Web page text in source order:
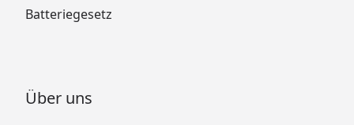
Batteriegesetz
Über uns